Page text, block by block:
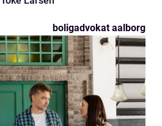
boligadvokat aalborg